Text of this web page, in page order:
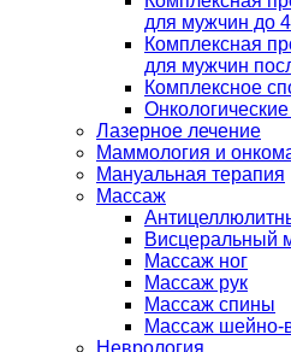
для мужчин до
Комплексная
для мужчин
Комплексное
Лазерное лечение
Маммология и
Мануальная терапия
Массаж
Висцеральный
Массаж ног
Массаж рук
Массаж спины
Массаж шейно-